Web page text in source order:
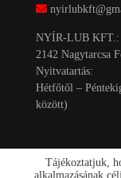
NYÍR-LUB KFT.:
2142 Nagytarcsa
Nyitvatartás:
Hétfőtől –
között)
Tájékoztatjuk,
alkalmazásának